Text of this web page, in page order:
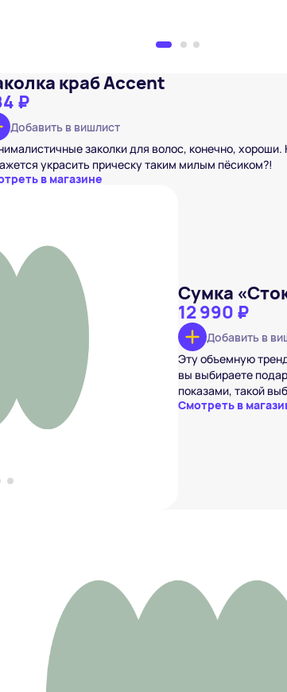
краб Accent
₽
Добавить в вишлист
заколки для волос, конечно, хороши.
украсить прическу таким милым пёсиком?!
в магазине
Сумка
12 990 ₽
Добавить в
Эту объемную
вы выбираете
показами, такой
Смотреть в